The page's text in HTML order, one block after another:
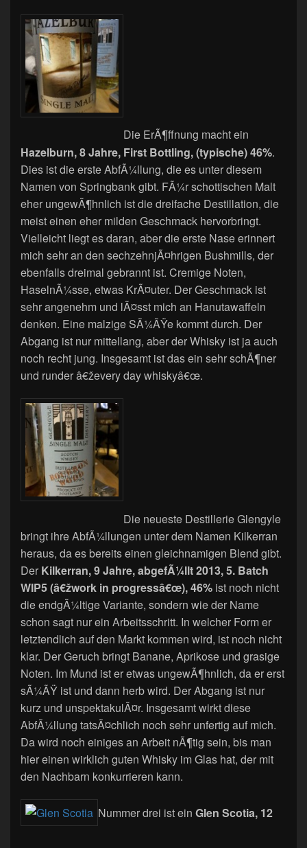
Die ErÃ¶ffnung macht ein
Hazelburn, 8 Jahre, First Bottling, (typische) 46%.
Dies ist die erste AbfÃ¼llung, die es unter diesem
Namen von Springbank gibt. FÃ¼r schottischen Malt
eher ungewÃ¶hnlich ist die dreifache Destillation, die
meist einen eher milden Geschmack hervorbringt.
Vielleicht liegt es daran, aber die erste Nase erinnert
mich sehr an den sechzehnjÃ¤hrigen Bushmills, der
ebenfalls dreimal gebrannt ist. Cremige Noten,
HaselnÃ¼sse, etwas KrÃ¤uter. Der Geschmack ist
sehr angenehm und lÃ¤sst mich an Hanutawaffeln
denken. Eine malzige SÃ¼ÃŸe kommt durch. Der
Abgang ist nur mittellang, aber der Whisky ist ja auch
noch recht jung. Insgesamt ist das ein sehr schÃ¶ner
und runder â€ževery day whiskyâ€œ.
Die neueste Destillerie Glengyle
bringt ihre AbfÃ¼llungen unter dem Namen Kilkerran
heraus, da es bereits einen gleichnamigen Blend gibt.
Der Kilkerran, 9 Jahre, abgefÃ¼llt 2013, 5. Batch
WIP5 (â€žwork in progressâ€œ), 46% ist noch nicht
die endgÃ¼ltige Variante, sondern wie der Name
schon sagt nur ein Arbeitsschritt. In welcher Form er
letztendlich auf den Markt kommen wird, ist noch nicht
klar. Der Geruch bringt Banane, Aprikose und grasige
Noten. Im Mund ist er etwas ungewÃ¶hnlich, da er erst
sÃ¼ÃŸ ist und dann herb wird. Der Abgang ist nur
kurz und unspektakulÃ¤r. Insgesamt wirkt diese
AbfÃ¼llung tatsÃ¤chlich noch sehr unfertig auf mich.
Da wird noch einiges an Arbeit nÃ¶tig sein, bis man
hier einen wirklich guten Whisky im Glas hat, der mit
den Nachbarn konkurrieren kann.
Nummer drei ist ein Glen Scotia, 12